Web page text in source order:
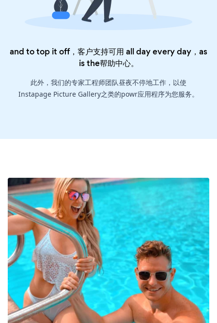
and to top it off，客户支持可用 all day every day，as
is the帮助中心。
此外，我们的专家工程师团队昼夜不停地工作，以使
Instapage Picture Gallery之类的powr应用程序为您服务。